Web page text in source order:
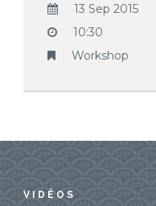
13 Sep 2015
10:30
Workshop
VIDÉOS